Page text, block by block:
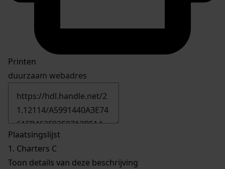
Printen
duurzaam webadres
Plaatsingslijst
1. Charters C
Toon details van deze beschrijving